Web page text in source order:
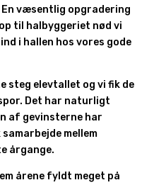
væsentlig opgradering
til halbyggeriet nød vi
i hallen hos vores gode
steg elevtallet og vi fik de
Det har naturligt
af gevinsterne har
mellem
årgange.
årene fyldt meget på